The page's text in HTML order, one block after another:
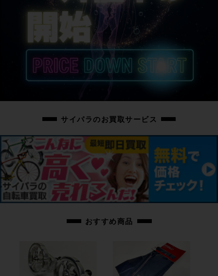
中古：B（使用感少な目/小キズ、ヨゴレ少々）
こちらの自転車は以下の確認を行っております。
変速：正常に動作します。
ブレーキ：正常に動作します。
用感の少ない美品車体です。
上記以外の確認とメンテナンスは行っておりません。
付属品：ペダルは付属いたしません。別途ご用意下さい。
画像に無いキズや汚れもございます。※出品後に店頭にて展示しておりますの
で展示キズがございます。※ペダルなどの付属品に関しては写真に写っている
ものですべてとなりますのでご了承ください。
cpt-2605211304-bi-037602176
サイパラのお買取サービス
おすすめ商品